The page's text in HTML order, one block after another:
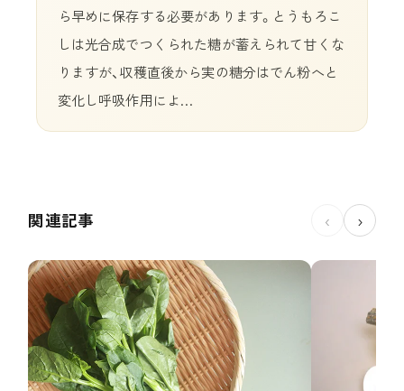
ら早めに保存する必要があります。とうもろこ
しは光合成でつくられた糖が蓄えられて甘くな
りますが、収穫直後から実の糖分はでん粉へと
変化し呼吸作用によ…
関連記事 ‹ ›